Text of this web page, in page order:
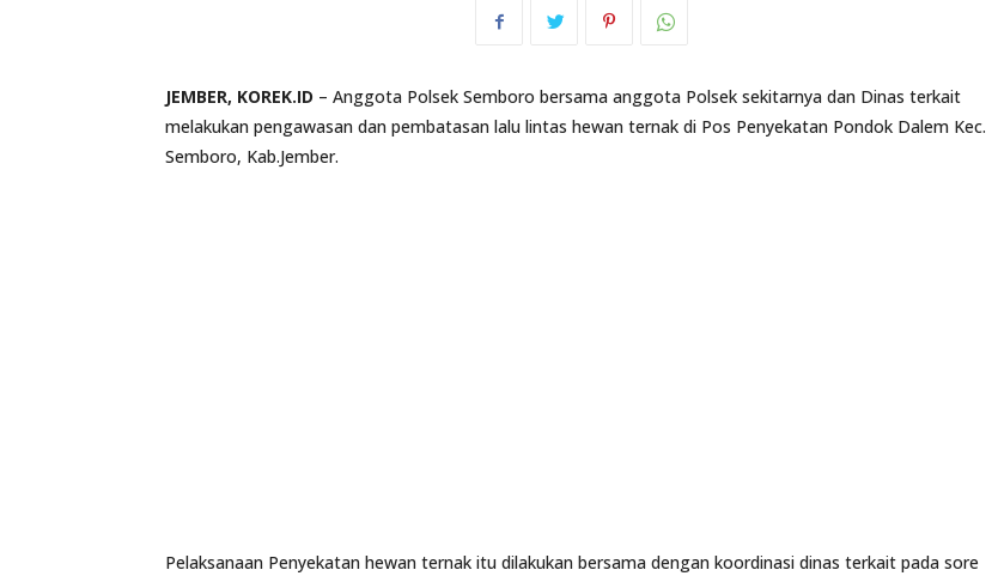
JEMBER, KOREK.ID – Anggota Polsek Semboro bersama anggota Polsek sekitarnya dan Dinas terkait
melakukan pengawasan dan pembatasan lalu lintas hewan ternak di Pos Penyekatan Pondok Dalem Kec.
Semboro, Kab.Jember.
Pelaksanaan Penyekatan hewan ternak itu dilakukan bersama dengan koordinasi dinas terkait pada sore